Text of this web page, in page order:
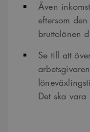
Även
eftersom
bruttolönen
Se till att
Det ska